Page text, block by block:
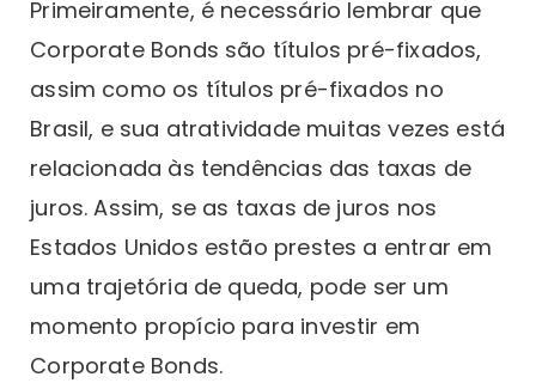
Primeiramente, é necessário lembrar que
Corporate Bonds são títulos pré-fixados,
assim como os títulos pré-fixados no
Brasil, e sua atratividade muitas vezes está
relacionada às tendências das taxas de
juros. Assim, se as taxas de juros nos
Estados Unidos estão prestes a entrar em
uma trajetória de queda, pode ser um
momento propício para investir em
Corporate Bonds.